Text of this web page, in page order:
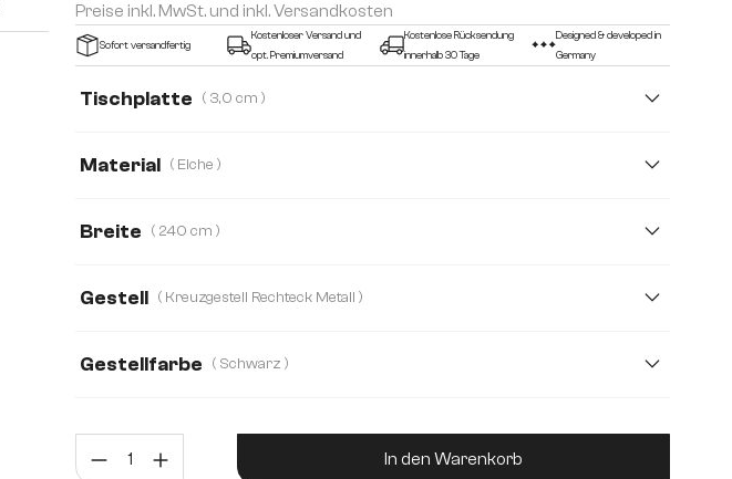
Preise inkl. MwSt. und inkl. Versandkosten
Sofort versandfertig
Kostenloser Versand und
opt. Premiumversand
Kostenlose Rücksendung
innerhalb 30 Tage
Designed & developed in
Germany
Tischplatte ( 3,0 cm )
Material ( Eiche )
Breite ( 240 cm )
Gestell ( Kreuzgestell Rechteck Metall )
Kreuzgestell Rechteck Metall Troa Metall
Gestellfarbe ( Schwarz )
Produkt Anzahl: Gib den gewünschten Wert
In den Warenkorb